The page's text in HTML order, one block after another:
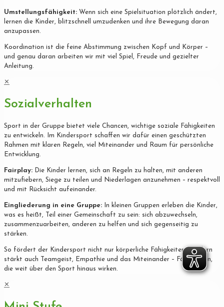
Umstellungsfähigkeit: Wenn sich eine Spielsituation plötzlich ändert,
lernen die Kinder, blitzschnell umzudenken und ihre Bewegung daran
anzupassen.
Koordination ist die feine Abstimmung zwischen Kopf und Körper –
und genau daran arbeiten wir mit viel Spiel, Freude und gezielter
Anleitung.
✕
Sozialverhalten
Sport in der Gruppe bietet viele Chancen, wichtige soziale Fähigkeiten
zu entwickeln. Im Kindersport schaffen wir dafür einen geschützten
Rahmen mit klaren Regeln, viel Miteinander und Raum für persönliche
Entwicklung.
Fairplay: Die Kinder lernen, sich an Regeln zu halten, mit anderen
mitzufiebern, Siege zu teilen und Niederlagen anzunehmen – respektvoll
und mit Rücksicht aufeinander.
Eingliederung in eine Gruppe: In kleinen Gruppen erleben die Kinder,
was es heißt, Teil einer Gemeinschaft zu sein: sich abzuwechseln,
zusammenzuarbeiten, anderen zu helfen und sich gegenseitig zu
stärken.
So fördert der Kindersport nicht nur körperliche Fähigkeiten, sondern
stärkt auch Teamgeist, Empathie und das Miteinander – Fähigkeiten,
die weit über den Sport hinaus wirken.
✕